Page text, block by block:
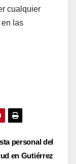
cualquier
las
personal del
en Gutiérrez